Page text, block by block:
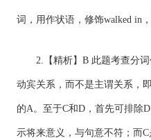
词，用作状语，修饰walked in
2.【精析】B 此题考查分词
动宾关系，而不是主谓关系，
的A。至于C和D，首先可排除
示将来意义，与句意不符；而